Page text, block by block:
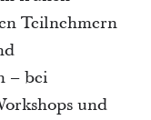
Teilnehmern
– bei
und